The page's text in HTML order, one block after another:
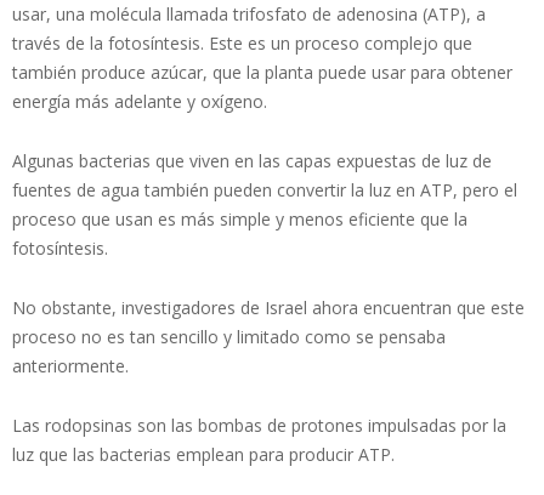
usar, una molécula llamada trifosfato de adenosina (ATP), a
través de la fotosíntesis. Este es un proceso complejo que
también produce azúcar, que la planta puede usar para obtener
energía más adelante y oxígeno.
Algunas bacterias que viven en las capas expuestas de luz de
fuentes de agua también pueden convertir la luz en ATP, pero el
proceso que usan es más simple y menos eficiente que la
fotosíntesis.
No obstante, investigadores de Israel ahora encuentran que este
proceso no es tan sencillo y limitado como se pensaba
anteriormente.
Las rodopsinas son las bombas de protones impulsadas por la
luz que las bacterias emplean para producir ATP.